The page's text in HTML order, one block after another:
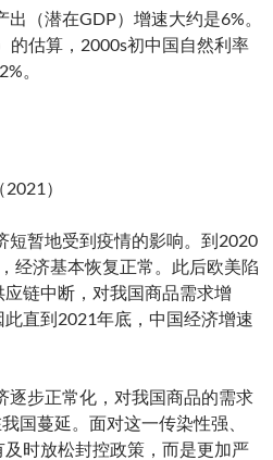
（潜在GDP）增速大约是6%。
的估算，2000s初中国自然利率
。
）
短暂地受到疫情的影响。到2020
经济基本恢复正常。此后欧美陷
链中断，对我国商品需求增
直到2021年底，中国经济增速
逐步正常化，对我国商品的需求
国蔓延。面对这一传染性强、
时放松封控政策，而是更加严